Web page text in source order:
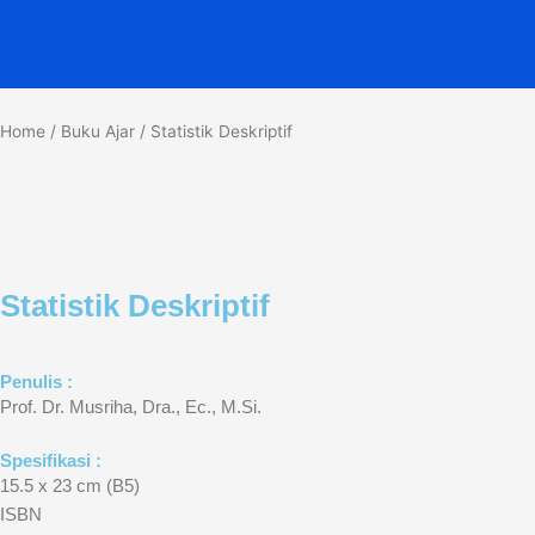
Home / Buku Ajar / Statistik Deskriptif
Statistik Deskriptif
Penulis :
Prof. Dr. Musriha, Dra., Ec., M.Si.
Spesifikasi :
15.5 x 23 cm (B5)
ISBN